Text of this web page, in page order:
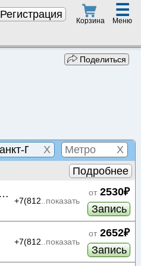
Регистрация
Корзина
☰
Меню
Поделиться
X
X
Подробнее
+7(812 ..показать
от 2530₽
Запись
+7(812 ..показать
от 2652₽
Запись